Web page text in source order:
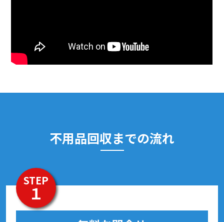
不用品回収までの流れ
STEP
１